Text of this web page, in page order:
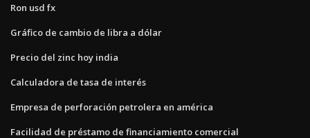
Ron usd fx
Gráfico de cambio de libra a dólar
Precio del zinc hoy india
Calculadora de tasa de interés
Empresa de perforación petrolera en américa
Facilidad de préstamo de financiamiento comercial